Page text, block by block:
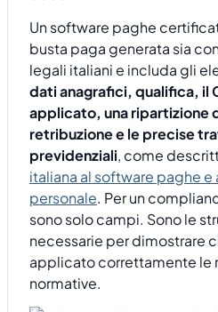
Un software paghe
busta paga generata sia
legali italiani e includa gli
dati anagrafici, qualifica, il
applicato, una ripartizione
retribuzione e le precise
previdenziali, come
italiana al software paghe
personale. Per un
sono solo campi. Sono le
necessarie per dimostrare
applicato correttamente le
normative.